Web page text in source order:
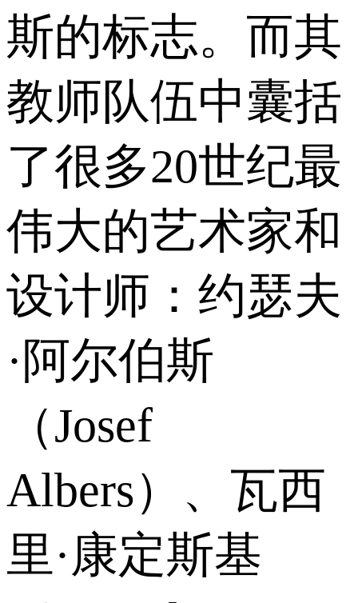
斯的标志。而其
教师队伍中囊括
了很多20世纪最
伟大的艺术家和
设计师：约瑟夫
·阿尔伯斯
（Josef
Albers）、瓦西
里·康定斯基